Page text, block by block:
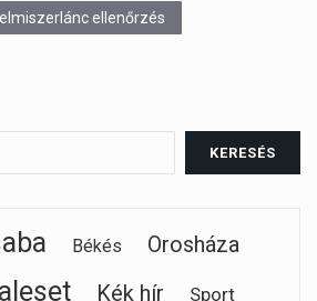
ellenőrzés
Békés
Orosháza
Kék hír Sport